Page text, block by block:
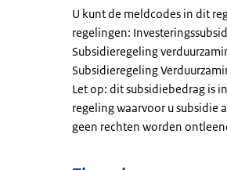
U kunt de meldcodes in dit
regelingen:
Subsidieregeling
Subsidieregeling
Let op: dit subsidiebedrag is
regeling waarvoor u subsidie
geen rechten worden